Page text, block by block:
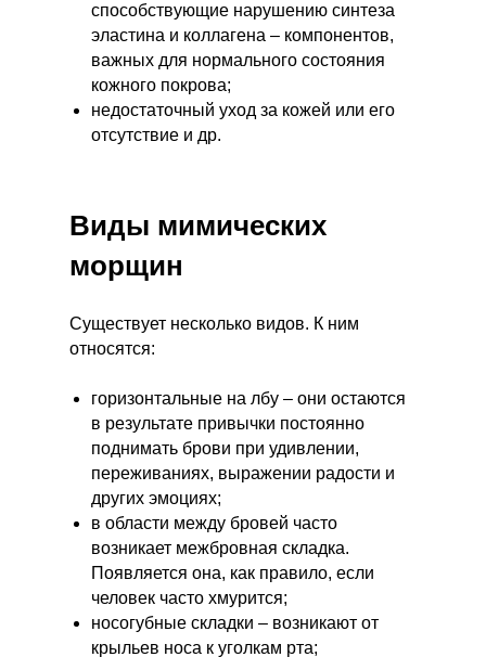
способствующие нарушению синтеза
эластина и коллагена – компонентов,
важных для нормального состояния
кожного покрова;
недостаточный уход за кожей или его
отсутствие и др.
Виды мимических
морщин
Существует несколько видов. К ним
относятся:
горизонтальные на лбу – они остаются
в результате привычки постоянно
поднимать брови при удивлении,
переживаниях, выражении радости и
других эмоциях;
в области между бровей часто
возникает межбровная складка.
Появляется она, как правило, если
человек часто хмурится;
носогубные складки – возникают от
крыльев носа к уголкам рта;